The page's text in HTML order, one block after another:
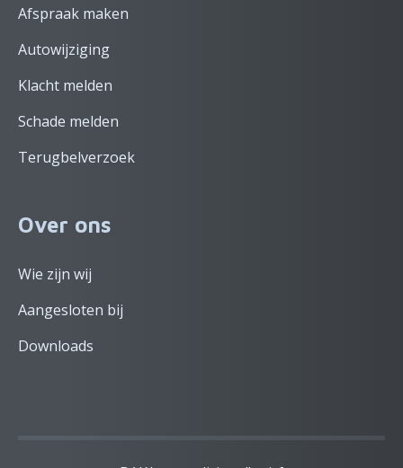
Afspraak maken
Autowijziging
Klacht melden
Schade melden
Terugbelverzoek
Over ons
Wie zijn wij
Aangesloten bij
Downloads